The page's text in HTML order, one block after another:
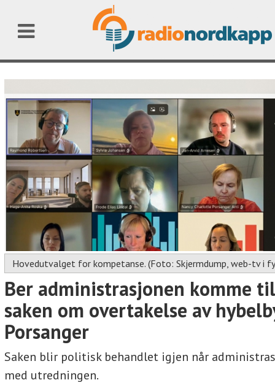
Hovedutvalget for kompetanse. (Foto: Skjermdump, web-tv i
Ber administrasjonen komme
saken om overtakelse av
Porsanger
Saken blir politisk behandlet igjen når
med utredningen.